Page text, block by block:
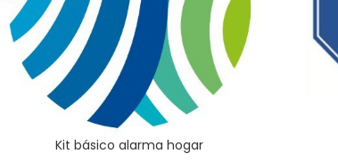
Kit básico alarma hogar